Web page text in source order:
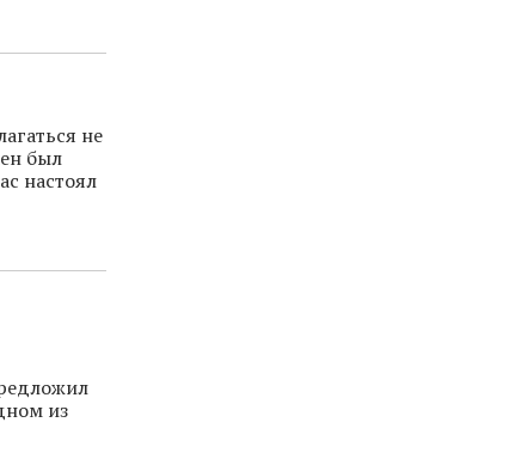
не
был
настоял
из